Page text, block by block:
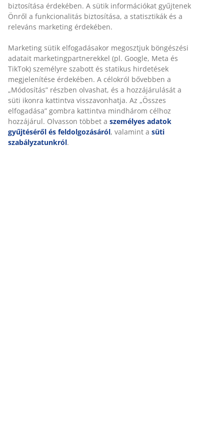
Gyors és egyszerű házhozszállítás, ahogy Ön szeretné
Luxus minőségű kerti párna strapabíró, struktur-
szövött huzattal. Szék üléshez. 48x49x6 cm
SKU: 3726232
Részletes Adatok
biztosítása érdekében. A sütik információkat gyűjtenek
Önről a funkcionalitás biztosítása, a statisztikák és a
releváns marketing érdekében.
Marketing sütik elfogadásakor megosztjuk böngészési
adatait marketingpartnerekkel (pl. Google, Meta és
TikTok) személyre szabott és statikus hirdetések
megjelenítése érdekében. A célokról bővebben a
„Módosítás” részben olvashat, és a hozzájárulását a
süti ikonra kattintva visszavonhatja. Az „Összes
elfogadása” gombra kattintva mindhárom célhoz
hozzájárul. Olvasson többet a személyes adatok
gyűjtéséről és feldolgozásáról, valamint a süti
szabályzatunkról.